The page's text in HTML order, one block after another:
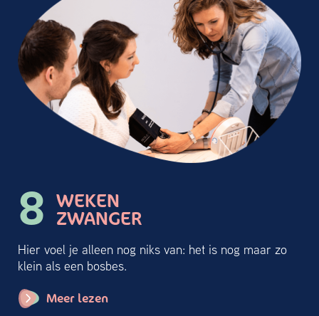
8 WEKEN
ZWANGER
Hier voel je alleen nog niks van: het is nog maar zo
klein als een bosbes.
Meer lezen